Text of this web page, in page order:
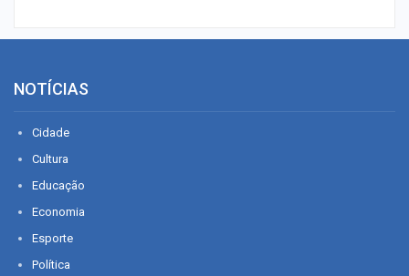
NOTÍCIAS
Cidade
Cultura
Educação
Economia
Esporte
Política